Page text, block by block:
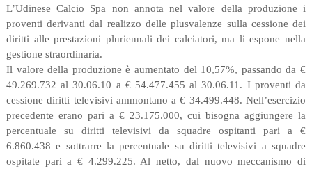
L’Udinese Calcio Spa non annota nel valore della produzione i
proventi derivanti dal realizzo delle plusvalenze sulla cessione dei
diritti alle prestazioni pluriennali dei calciatori, ma li espone nella
gestione straordinaria.
Il valore della produzione è aumentato del 10,57%, passando da €
49.269.732 al 30.06.10 a € 54.477.455 al 30.06.11. I proventi da
cessione diritti televisivi ammontano a € 34.499.448. Nell’esercizio
precedente erano pari a € 23.175.000, cui bisogna aggiungere la
percentuale su diritti televisivi da squadre ospitanti pari a €
6.860.438 e sottrarre la percentuale su diritti televisivi a squadre
ospitate pari a € 4.299.225. Al netto, dal nuovo meccanismo di